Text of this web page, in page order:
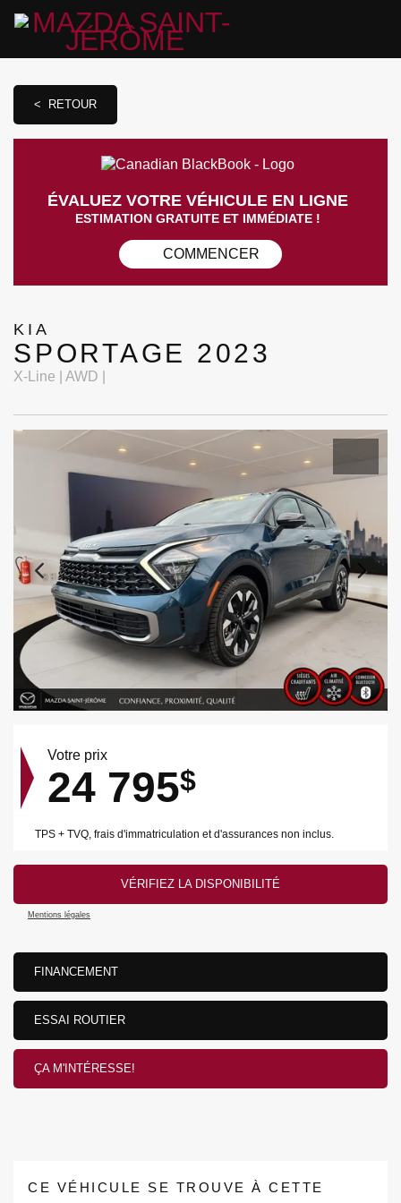
< RETOUR
ÉVALUEZ VOTRE VÉHICULE EN LIGNE
ESTIMATION GRATUITE ET IMMÉDIATE !
COMMENCER
KIA
SPORTAGE 2023
X-Line | AWD |
Votre prix
24 795$
TPS + TVQ, frais d'immatriculation et d'assurances non inclus.
VÉRIFIEZ LA DISPONIBILITÉ
Mentions légales
FINANCEMENT
ESSAI ROUTIER
ÇA M'INTÉRESSE!
CE VÉHICULE SE TROUVE À CETTE